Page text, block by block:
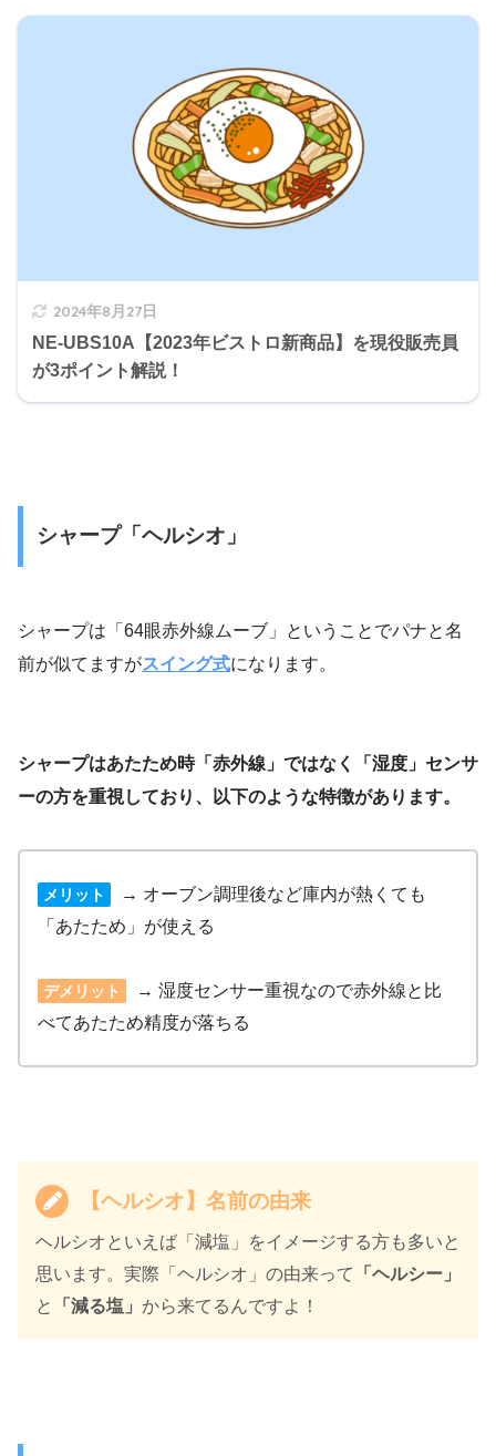
2024年8月27日
NE-UBS10A【2023年ビストロ新商品】を現役販売員
が3ポイント解説！
シャープ「ヘルシオ」
シャープは「64眼赤外線ムーブ」ということでパナと名
前が似てますがスイング式になります。
シャープはあたため時「赤外線」ではなく「湿度」センサ
ーの方を重視しており、以下のような特徴があります。
メリット
→ オーブン調理後など庫内が熱くても
「あたため」が使える
デメリット
→ 湿度センサー重視なので赤外線と比
べてあたため精度が落ちる
【ヘルシオ】名前の由来
ヘルシオといえば「減塩」をイメージする方も多いと
思います。実際「ヘルシオ」の由来って
「ヘルシー」
と
「減る塩」 から来てるんですよ！